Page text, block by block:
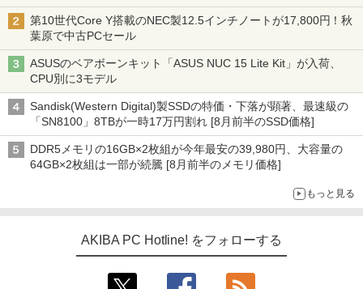
型モニターが9,801円、暑さ指数連動セール ほか
第10世代Core Y搭載のNEC製12.5インチノートが17,800円！秋
葉原で中古PCセール
ASUSのベアボーンキット「ASUS NUC 15 Lite Kit」が入荷、
CPU別に3モデル
Sandisk(Western Digital)製SSDの特価・下落が顕著、最速級の
「SN8100」8TBが一時17万円割れ [8月前半のSSD価格]
DDR5メモリの16GB×2枚組が今年最安の39,980円、大容量の
64GB×2枚組は一部が続騰 [8月前半のメモリ価格]
もっと見る
AKIBA PC Hotline! をフォローする